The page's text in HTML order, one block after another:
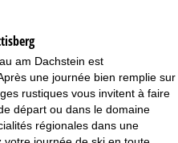
am Dachstein est
une journée bien remplie sur
rustiques vous invitent à faire
départ ou dans le domaine
régionales dans une